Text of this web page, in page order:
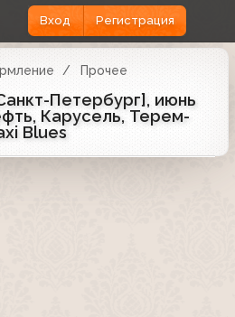
Вход Регистрация
Прочее
Петербург], июнь
Карусель, Терем-
Blues